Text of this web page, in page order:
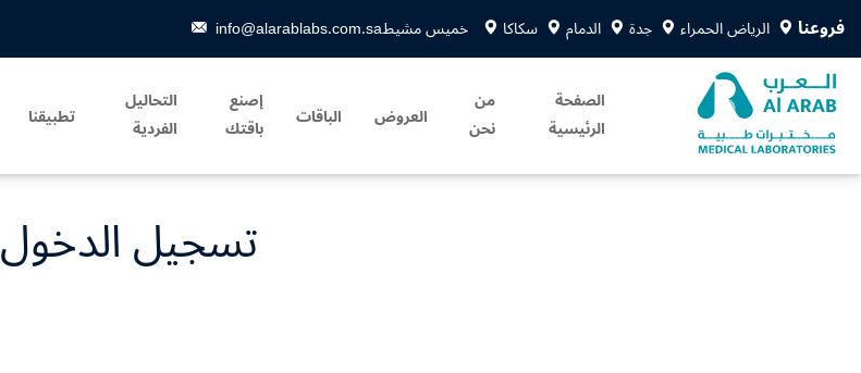
فروعنا الرياض الحمراء جدة الدمام سكاكا خميس مشيطinfo@alarablabs.com.sa
الصفحة
الرئيسية
من
نحن العروض الباقات إصنع
باقتك
التحاليل
الفردية تطبيقنا
تسجيل الدخول